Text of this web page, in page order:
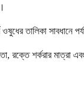
ওষুধের তালিকা
রক্তে শর্করার